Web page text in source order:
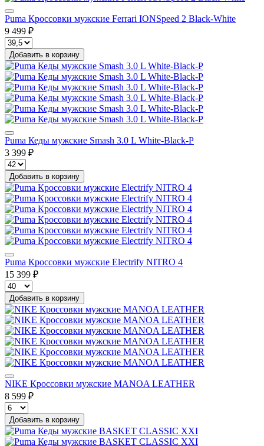
Puma Кроссовки мужские Ferrari IONSpeed 2 Black-White
9 499 ₽
Добавить в корзину
Puma Кеды мужские Smash 3.0 L White-Black-P
3 399 ₽
Добавить в корзину
Puma Кроссовки мужские Electrify NITRO 4
15 399 ₽
Добавить в корзину
NIKE Кроссовки мужские MANOA LEATHER
8 599 ₽
Добавить в корзину